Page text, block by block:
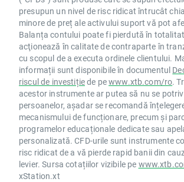
presupun un nivel de risc ridicat întrucât
minore de preț ale activului suport vă pot
Balanța contului poate fi pierdută în
acţionează în calitate de contraparte în
cu scopul de a executa ordinele clientului.
informații sunt disponibile în documentul
riscul de investițiede pewww.xtb.com/ro.
acestor instrumente ar putea să nu se
persoanelor, așadar se recomandă
mecanismului de funcționare, precum și
programelor educaționale dedicate sau
personalizată. CFD-urile sunt instrumente
risc ridicat de a vă pierde rapid banii din
levier. Sursa cotațiilor vizibile pe
xStation.xt